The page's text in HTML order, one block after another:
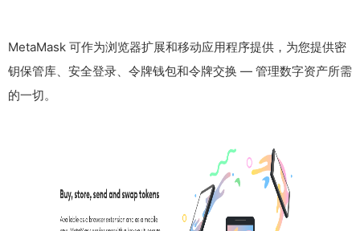
MetaMask 可作为浏览器扩展和移动应用程序提供，为您提供密
钥保管库、安全登录、令牌钱包和令牌交换 — 管理数字资产所需
的一切。